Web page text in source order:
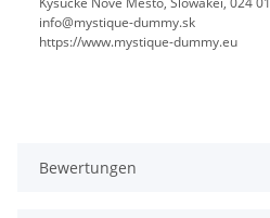
info@mystique-dummy.sk
https://www.mystique-dummy.eu
Bewertungen